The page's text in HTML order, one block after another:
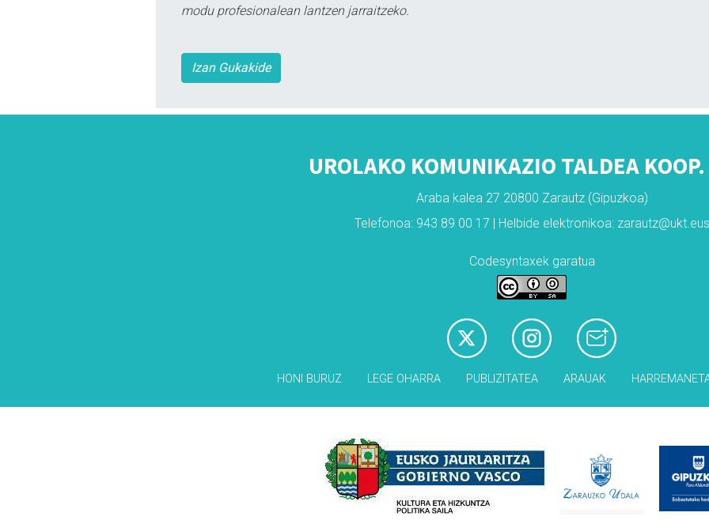
modu profesionalean lantzen jarraitzeko.
Izan Gukakide
UROLAKO KOMUNIKAZIO TALDEA
Araba kalea 27 20800 Zarautz (Gipuzkoa)
Telefonoa: 943 89 00 17 | Helbide elektronikoa: zarautz@ukt.eus
Codesyntaxek garatua
HONI BURUZ LEGE OHARRA PUBLIZITATEA ARAUAK